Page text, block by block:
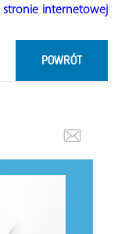
stronie internetowej
POWRÓT